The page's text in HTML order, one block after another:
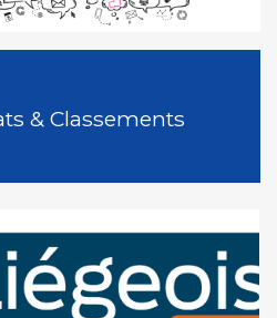
& Classements